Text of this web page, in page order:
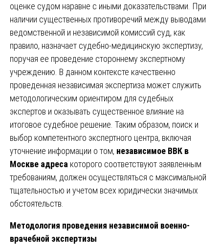
оценке судом наравне с иными доказательствами. При
наличии существенных противоречий между выводами
ведомственной и независимой комиссий суд, как
правило, назначает судебно-медицинскую экспертизу,
поручая ее проведение стороннему экспертному
учреждению. В данном контексте качественно
проведенная независимая экспертиза может служить
методологическим ориентиром для судебных
экспертов и оказывать существенное влияние на
итоговое судебное решение. Таким образом, поиск и
выбор компетентного экспертного центра, включая
уточнение информации о том, независимое ВВК в
Москве адреса которого соответствуют заявленным
требованиям, должен осуществляться с максимальной
тщательностью и учетом всех юридически значимых
обстоятельств.
Методология проведения независимой военно-
врачебной экспертизы